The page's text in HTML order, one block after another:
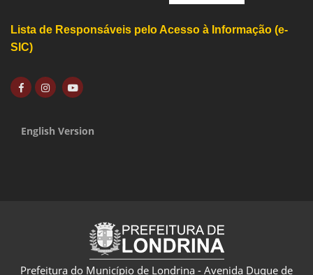
Lista de Responsáveis pelo Acesso à Informação (e-
SIC)
English Version
Prefeitura do Município de Londrina - Avenida Duque de